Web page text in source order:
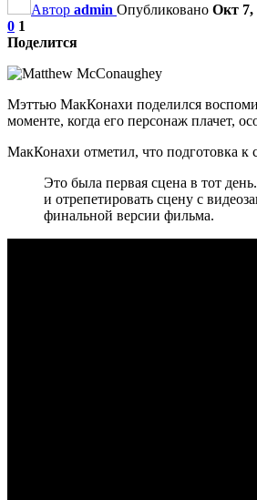
Автор admin Опубликовано Окт 7,
0 1
Поделится
Мэттью МакКонахи поделился
моменте, когда его персонаж плачет,
МакКонахи отметил, что подготовка к
Это была первая сцена в тот
и отрепетировать сцену с
финальной версии фильма.